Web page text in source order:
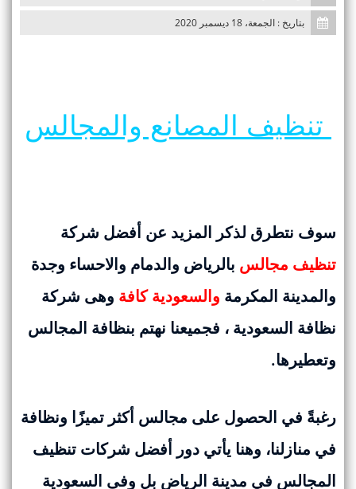
بتاريخ : الجمعة، 18 ديسمبر 2020
تنظيف المصانع والمجالس
سوف نتطرق لذكر المزيد عن أفضل شركة
تنظيف مجالس بالرياض والدمام والاحساء وجدة
والمدينة المكرمة والسعودية كافة وهى شركة
نظافة السعودية ، فجميعنا نهتم بنظافة المجالس
وتعطيرها.
رغبةً في الحصول على مجالس أكثر تميزًا ونظافة
في منازلنا، وهنا يأتي دور أفضل شركات تنظيف
المجالس في مدينة الرياض بل وفى السعودية